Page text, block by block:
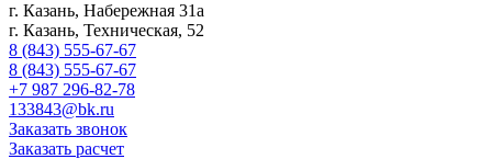
г. Казань, Набережная 31а
г. Казань, Техническая, 52
8 (843) 555-67-67
8 (843) 555-67-67
+7 987 296-82-78
133843@bk.ru
Заказать звонок
Заказать расчет